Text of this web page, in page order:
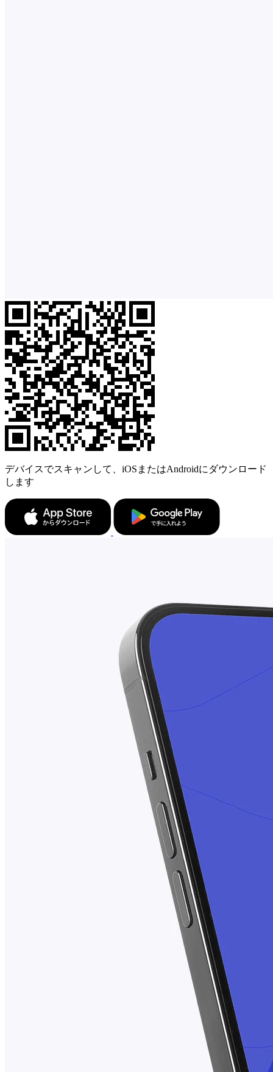
デバイスでスキャンして、iOSまたはAndroidにダウンロード
します